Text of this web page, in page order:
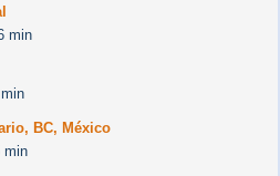
min
BC, México
min